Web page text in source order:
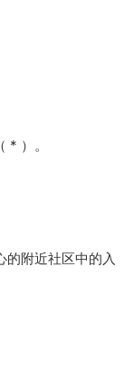
* ）。
的附近社区中的入